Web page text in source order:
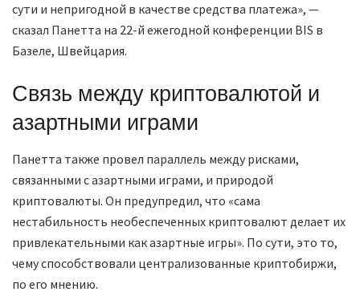
сути и непригодной в качестве средства платежа», —
сказал Панетта на 22-й ежегодной конференции BIS в
Базеле, Швейцария.
Связь между криптовалютой и
азартными играми
Панетта также провел параллель между рисками,
связанными с азартными играми, и природой
криптовалюты. Он предупредил, что «сама
нестабильность необеспеченных криптовалют делает их
привлекательными как азартные игры». По сути, это то,
чему способствовали централизованные криптобиржи,
по его мнению.